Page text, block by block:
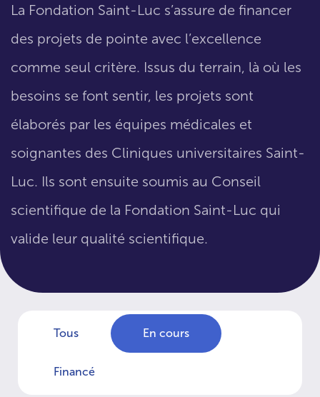
La Fondation Saint-Luc s’assure de financer
des projets de pointe avec l’excellence
comme seul critère. Issus du terrain, là où les
besoins se font sentir, les projets sont
élaborés par les équipes médicales et
soignantes des Cliniques universitaires Saint-
Luc. Ils sont ensuite soumis au Conseil
scientifique de la Fondation Saint-Luc qui
valide leur qualité scientifique.
Tous En cours
Financé